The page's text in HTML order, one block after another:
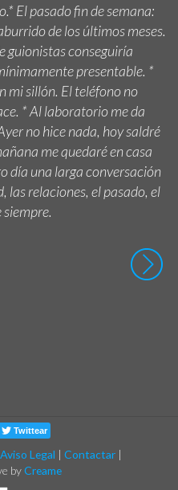
El pasado fin de semana:
de los últimos meses.
guionistas conseguiría
presentable. *
mi sillón. El teléfono no
* Al laboratorio me da
no hice nada, hoy saldré
me quedaré en casa
día una larga conversación
las relaciones, el pasado, el
Twittear
Aviso Legal | Contactar |
byCreame